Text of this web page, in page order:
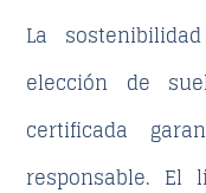
La
elección de
certificada
responsable. El